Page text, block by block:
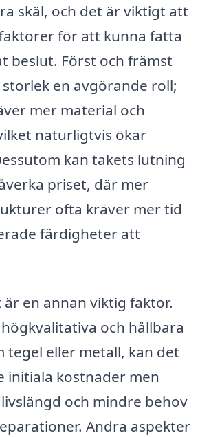
skäl, och det är viktigt att
för att kunna fatta
beslut. Först och främst
en avgörande roll;
mer material och
naturligtvis ökar
kan takets lutning
priset, där mer
ofta kräver mer tid
färdigheter att
en annan viktig faktor.
och hållbara
tegel eller metall, kan det
initiala kostnader men
och mindre behov
Andra aspekter